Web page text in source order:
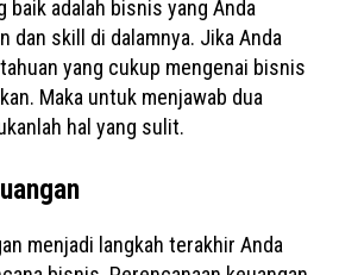
baik adalah bisnis yang Anda
dan skill di dalamnya. Jika Anda
yang cukup mengenai bisnis
Maka untuk menjawab dua
hal yang sulit.
menjadi langkah terakhir Anda